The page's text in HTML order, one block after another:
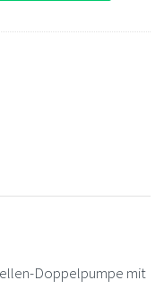
Doppelpumpe mit